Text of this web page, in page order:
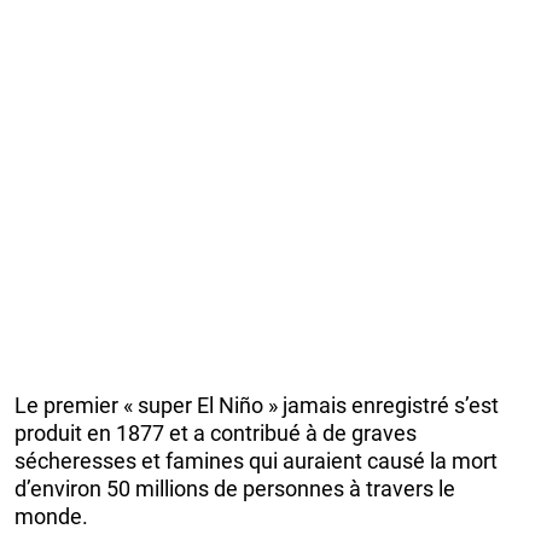
Le premier « super El Niño » jamais enregistré s’est
produit en 1877 et a contribué à de graves
sécheresses et famines qui auraient causé la mort
d’environ 50 millions de personnes à travers le
monde.